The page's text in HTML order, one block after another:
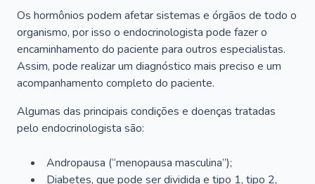
Os hormônios podem afetar sistemas e órgãos de todo o
organismo, por isso o endocrinologista pode fazer o
encaminhamento do paciente para outros especialistas.
Assim, pode realizar um diagnóstico mais preciso e um
acompanhamento completo do paciente.
Algumas das principais condições e doenças tratadas
pelo endocrinologista são:
Andropausa (“menopausa masculina”);
Diabetes, que pode ser dividida e tipo 1, tipo 2,